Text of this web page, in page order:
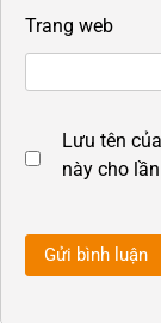
Trang web
Lưu tên
này cho